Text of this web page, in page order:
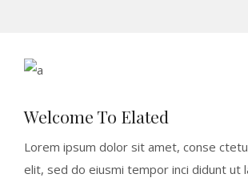
Welcome To Elated
Lorem ipsum dolor sit amet, conse
elit, sed do eiusmi tempor inci didunt ut